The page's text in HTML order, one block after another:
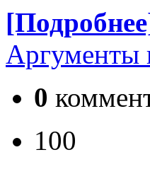
Аргументы
0
100